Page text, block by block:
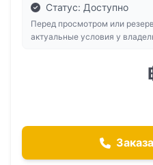
Статус: Доступно
Перед просмотром или
актуальные условия у